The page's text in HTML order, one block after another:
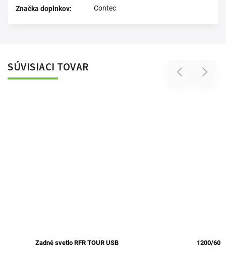
Značka doplnkov: Contec
SÚVISIACI TOVAR Previous
Zadné svetlo RFR TOUR USB 1200/60
Next